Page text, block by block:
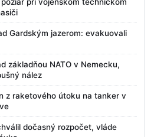
Gardským jazerom: evakuovali
základňou NATO v Nemecku,
nález
z raketového útoku na tanker v
dočasný rozpočet, vláde